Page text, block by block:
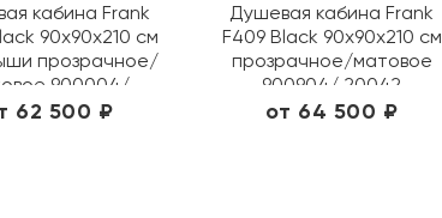
кабина Frank
90х90х210 см
прозрачное/
900004/
20043
62 500 ₽
Душевая кабина Frank
F409 Black 90х90х210 см
прозрачное/матовое
900904/ 20042
от 64 500 ₽